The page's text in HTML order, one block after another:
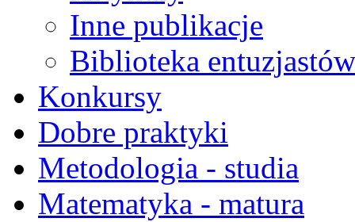
Inne publikacje
Biblioteka
Konkursy
Dobre praktyki
Metodologia - studia
Matematyka - matura